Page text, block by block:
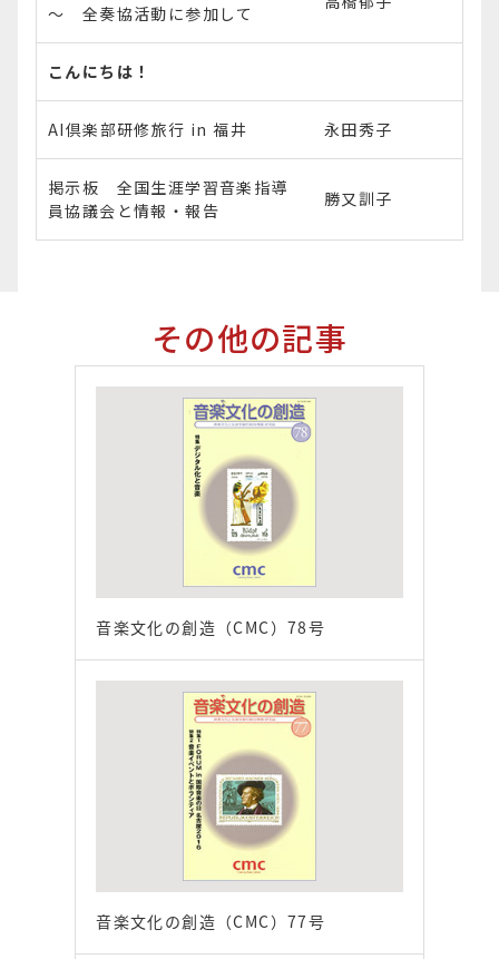
～ 全奏協活動に参加して
こんにちは！
AI倶楽部研修旅行 in 福井 永田秀子
掲示板 全国生涯学習音楽指導
員協議会と情報・報告
勝又訓子
その他の記事
音楽文化の創造（CMC）78号
音楽文化の創造（CMC）77号